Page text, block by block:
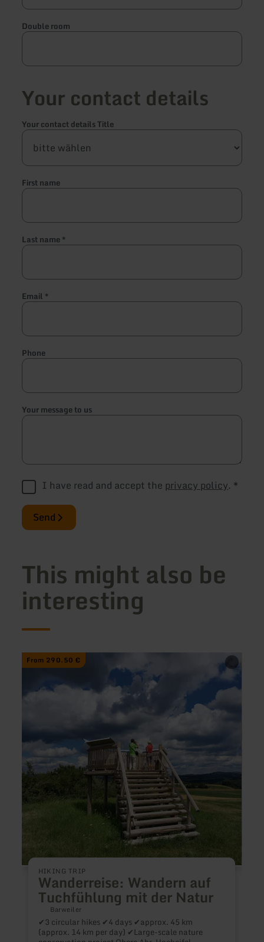
Double room
Your contact details
Your contact details Title
First name
Last name*
Email *
Phone
Your message to us
I have read and accept the privacy policy. *
Send
This might also be
interesting
From 290.50 €
HIKING TRIP
Wanderreise: Wandern auf
Tuchfühlung mit der Natur
Barweiler
✔3 circular hikes ✔4 days ✔approx. 45 km
(approx. 14 km per day) ✔Large-scale nature
learn
more
Wanderreise:
Wandern
Natur